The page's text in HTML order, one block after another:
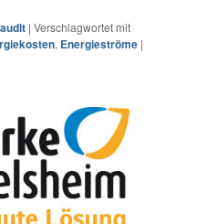
|Verschlagwortet mit
, Energieströme |